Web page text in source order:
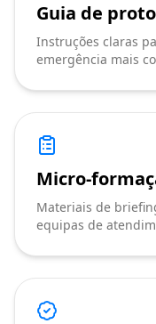
Guia de
Instruções claras
emergência mais
Micro-
Materiais de
equipas de